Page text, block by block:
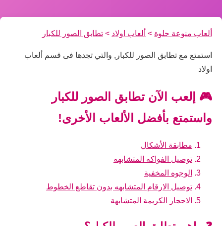
ألعاب منوعة حلوة > ألعاب اولاد > تطابق الصور للكبار
استمتع مع تطابق الصور للكبار, والتي تجدها فى قسم ألعاب
اولاد
🎮 إلعب الآن تطابق الصور للكبار
واستمتع بأفضل الألعاب الأخرى!
مطابقة الأشكال
توصيل الفواكه المتشابهه
الوجوه المخفية
توصيل الارقام المتشابهه بدون تقاطع الخطوط
الاحجار الكريمة المتشابهة